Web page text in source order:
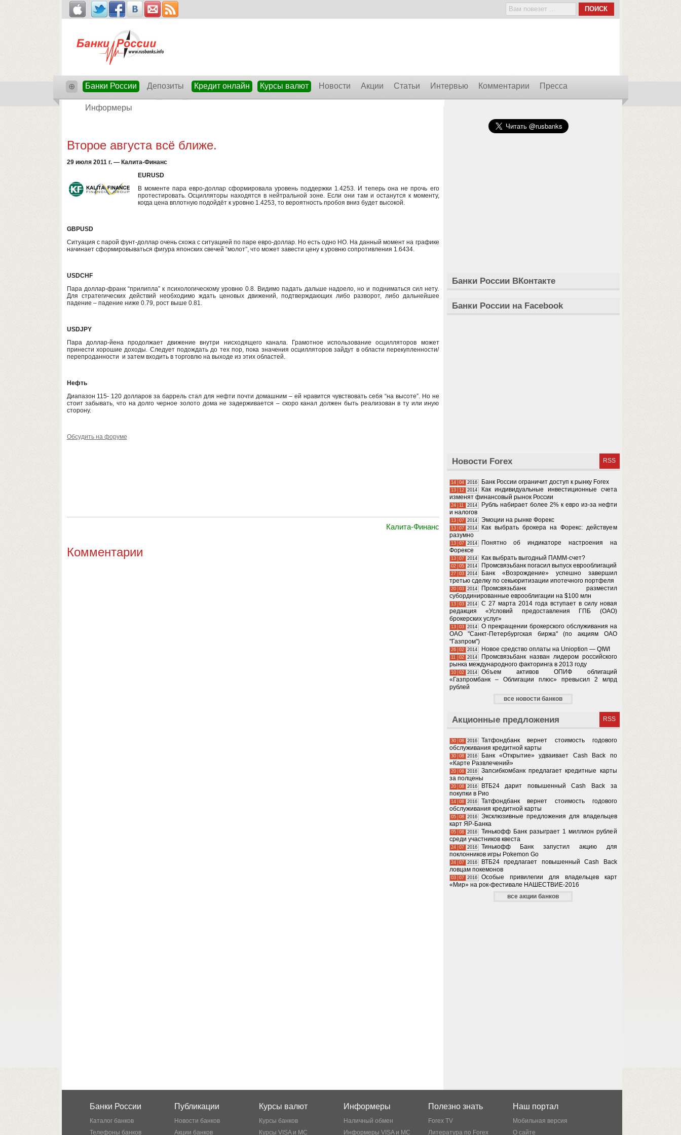
⊕ Банки России Депозиты Кредит онлайн Курсы валют Новости Акции Статьи Интервью Комментарии Пресса
Информеры
Второе августа всё ближе.
29 июля 2011 г. — Калита-Финанс
EURUSD
В моменте пара евро-доллар сформировала уровень поддержки 1.4253. И теперь она не прочь его
протестировать. Осцилляторы находятся в нейтральной зоне. Если они там и останутся к моменту,
когда цена вплотную подойдёт к уровню 1.4253, то вероятность пробоя вниз будет высокой.
GBPUSD
Ситуация с парой фунт-доллар очень схожа с ситуацией по паре евро-доллар. Но есть одно НО. На данный момент на графике
начинает сформировываться фигура японских свечей “молот”, что может завести цену к уровню сопротивления 1.6434.
USDCHF
Пара доллар-франк “прилипла” к психологическому уровню 0.8. Видимо падать дальше надоело, но и подниматься сил нету.
Для стратегических действий необходимо ждать ценовых движений, подтверждающих либо разворот, либо дальнейшее
падение – падение ниже 0.79, рост выше 0.81.
USDJPY
Пара доллар-йена продолжает движение внутри нисходящего канала. Грамотное использование осцилляторов может
принести хорошие доходы. Следует подождать до тех пор, пока значения осцилляторов зайдут в области перекупленности/
перепроданности и затем входить в торговлю на выходе из этих областей.
Нефть
Диапазон 115- 120 долларов за баррель стал для нефти почти домашним – ей нравится чувствовать себя “на высоте”. Но не
стоит забывать, что на долго черное золото дома не задерживается – скоро канал должен быть реализован в ту или иную
сторону.
Обсудить на форуме
Калита-Финанс
Комментарии
Банки России ВКонтакте
Банки России на Facebook
Новости Forex RSS
14 04 2016 ​Банк России ограничит доступ к рынку Forex
13 12 2014
Как индивидуальные инвестиционные счета
изменят финансовый рынок России
24 11 2014
Рубль набирает более 2% к евро из-за нефти
и налогов
13 07 2014 Эмоции на рынке Форекс
13 07 2014
Как выбрать брокера на Форекс: действуем
разумно
13 07 2014
Понятно об индикаторе настроения на
Форексе
13 07 2014 Как выбрать выгодный ПАММ-счет?
02 05 2014 Промсвязьбанк погасил выпуск еврооблигаций
27 03 2014
Банк «Возрождение» успешно завершил
третью сделку по секьюритизации ипотечного портфеля
20 03 2014
Промсвязьбанк разместил
субординированные еврооблигации на $100 млн
13 03 2014
С 27 марта 2014 года вступает в силу новая
редакция «Условий предоставления ГПБ (ОАО)
брокерских услуг»
13 03 2014
О прекращении брокерского обслуживания на
ОАО "Санкт-Петербургская биржа" (по акциям ОАО
"Газпром")
26 02 2014 Новое средство оплаты на Unioption — QIWI
11 02 2014
Промсвязьбанк назван лидером российского
рынка международного факторинга в 2013 году
10 02 2014
Объем активов ОПИФ облигаций
«Газпромбанк – Облигации плюс» превысил 2 млрд
рублей
все новости банков
Акционные предложения RSS
30 08 2016
Татфондбанк вернет стоимость годового
обслуживания кредитной карты
30 08 2016
Банк «Открытие» удваивает Cash Back по
«Карте Развлечений»
20 08 2016
Запсибкомбанк предлагает кредитные карты
за полцены
20 08 2016
ВТБ24 дарит повышенный Cash Back за
покупки в Рио
14 08 2016
Татфондбанк вернет стоимость годового
обслуживания кредитной карты
05 08 2016
Эксклюзивные предложения для владельцев
карт ЯР-Банка
05 08 2016
Тинькофф Банк разыграет 1 миллион рублей
среди участников квеста
24 07 2016
Тинькофф Банк запустил акцию для
поклонников игры Pokemon Go
24 07 2016
ВТБ24 предлагает повышенный Cash Back
ловцам покемонов
03 07 2016
Особые привилегии для владельцев карт
«Мир» на рок-фестивале НАШЕСТВИЕ-2016
все акции банков
Банки России
Каталог банков
Телефоны банков
Публикации
Новости банков
Акции банков
Курсы валют
Курсы банков
Курсы VISA и MC
Информеры
Наличный обмен
Информеры VISA и MC
Полезно знать
Forex TV
Литература по Forex
Наш портал
Мобильная версия
О сайте